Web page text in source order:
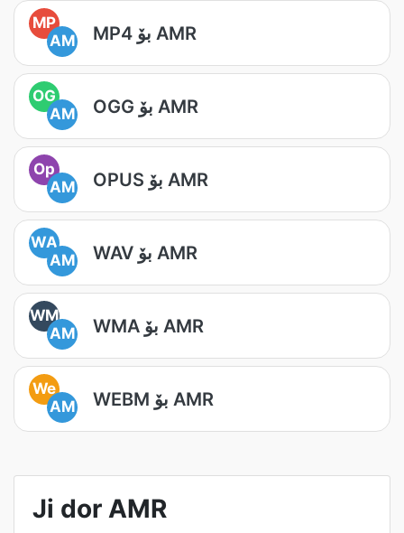
MP
AM
MP4 بۆ AMR
OG
AM
OGG بۆ AMR
Op
AM
OPUS بۆ AMR
WA
AM
WAV بۆ AMR
WM
AM
WMA بۆ AMR
We
AM
WEBM بۆ AMR
Ji dor AMR